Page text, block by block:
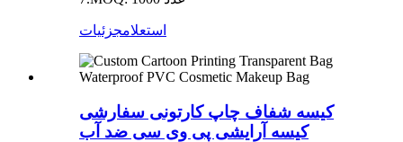
استعلامجزئیات
کیسه شفاف چاپ کارتونی سفارشی
کیسه آرایشی پی وی سی ضد آب